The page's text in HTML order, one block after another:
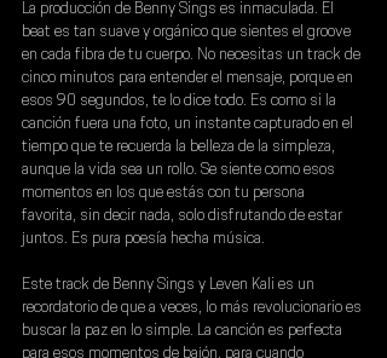
La producción de Benny Sings es inmaculada. El
beat es tan suave y orgánico que sientes el groove
en cada fibra de tu cuerpo. No necesitas un track de
cinco minutos para entender el mensaje, porque en
esos 90 segundos, te lo dice todo. Es como si la
canción fuera una foto, un instante capturado en el
tiempo que te recuerda la belleza de la simpleza,
aunque la vida sea un rollo. Se siente como esos
momentos en los que estás con tu persona
favorita, sin decir nada, solo disfrutando de estar
juntos. Es pura poesía hecha música.
Este track de Benny Sings y Leven Kali es un
recordatorio de que a veces, lo más revolucionario es
buscar la paz en lo simple. La canción es perfecta
para esos momentos de bajón, para cuando